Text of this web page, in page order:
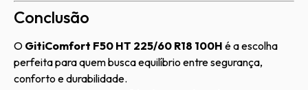
Conclusão
O GitiComfort F50 HT 225/60 R18 100H é a escolha
perfeita para quem busca equilíbrio entre segurança,
conforto e durabilidade.